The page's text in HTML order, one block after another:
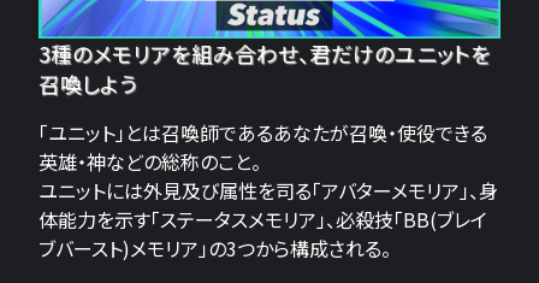
3種のメモリアを組み合わせ、君だけのユニットを
召喚しよう
「ユニット」とは召喚師であるあなたが召喚・使役できる
英雄・神などの総称のこと。
ユニットには外見及び属性を司る「アバターメモリア」、身
体能力を示す「ステータスメモリア」、必殺技「BB(ブレイ
ブバースト)メモリア」の3つから構成される。